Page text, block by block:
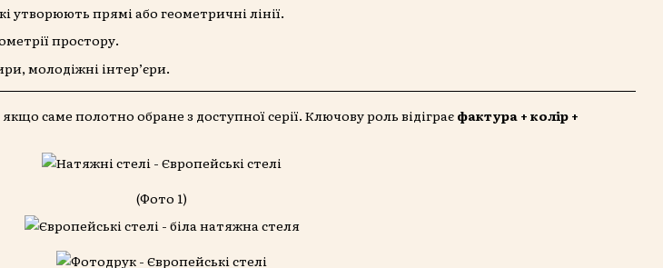
утворюють прямі або геометричні лінії.
простору.
молодіжні інтер’єри.
саме полотно обране з доступної серії. Ключову роль відіграєфактура + колір +
(Фото 1)